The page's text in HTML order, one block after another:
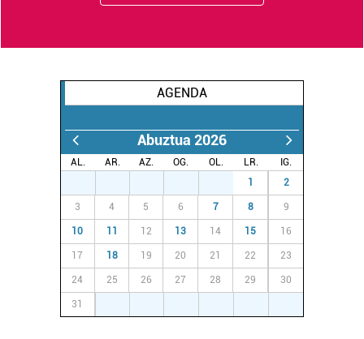
AGENDA
Abuztua 2026
AL. AR. AZ. OG. OL. LR.
IG.
1 2
3 4 5 6 7 8 9
10 11 12 13 14 15 16
17 18 19 20 21 22 23
24 25 26 27 28 29 30
31